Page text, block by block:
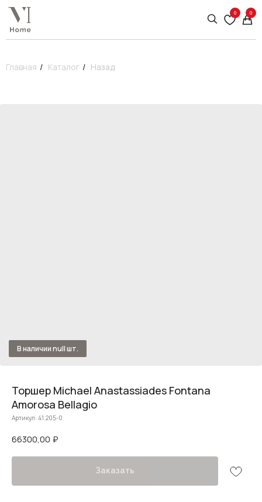
0 0
Главная / Каталог / Назад
Торшер Michael Anastassiades Fontana
Amorosa Bellagio
Артикул: 41.205-0
66300,00 ₽
Заказать